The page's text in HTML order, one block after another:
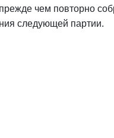
чем повторно
следующей партии.